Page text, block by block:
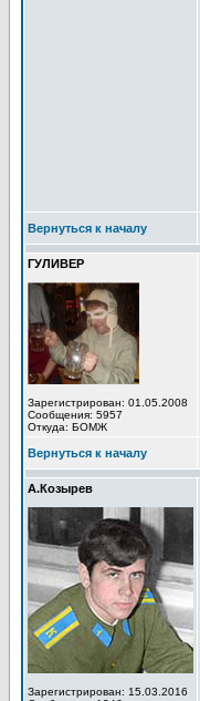
Вернуться к началу
ГУЛИВЕР
Зарегистрирован: 01.05.2008
Сообщения: 5957
Откуда: БОМЖ
Вернуться к началу
А.Козырев
Зарегистрирован: 15.03.2016